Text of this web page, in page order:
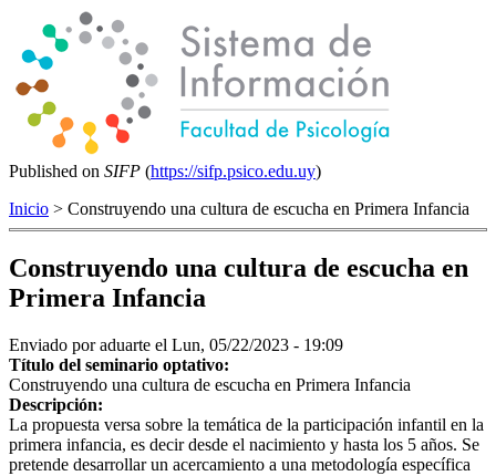
Published on SIFP (https://sifp.psico.edu.uy)
Inicio > Construyendo una cultura de escucha en Primera Infancia
Construyendo una cultura de escucha en
Primera Infancia
Enviado poraduarte el Lun, 05/22/2023 - 19:09
Título del seminario optativo:
Construyendo una cultura de escucha en Primera Infancia
Descripción:
La propuesta versa sobre la temática de la participación infantil en la
primera infancia, es decir desde el nacimiento y hasta los 5 años. Se
pretende desarrollar un acercamiento a una metodología específica